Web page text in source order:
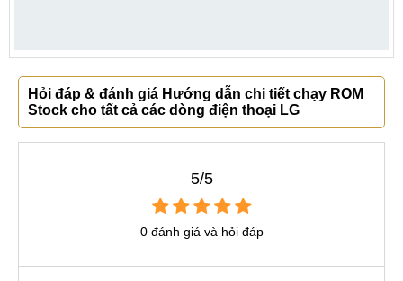
Hỏi đáp & đánh giá Hướng dẫn chi tiết chạy ROM
Stock cho tất cả các dòng điện thoại LG
5/5
0 đánh giá và hỏi đáp